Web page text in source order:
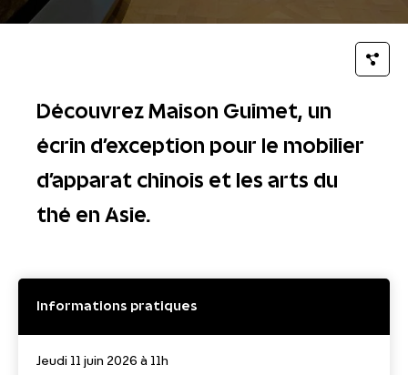
Découvrez Maison Guimet, un
écrin d'exception pour le mobilier
d'apparat chinois et les arts du
thé en Asie.
Informations pratiques
Jeudi 11 juin 2026 à 11h